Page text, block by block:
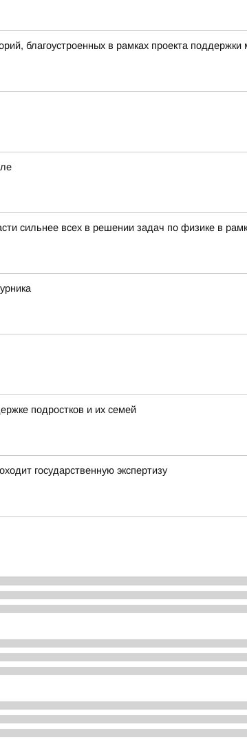
благоустроенных в рамках проекта поддержки
сильнее всех в решении задач по физике в
подростков и их семей
государственную экспертизу